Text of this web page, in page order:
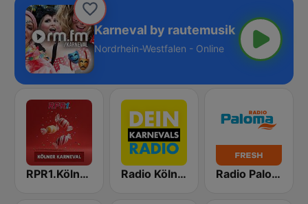
Karneval by rautemusik
Nordrhein-Westfalen - Online
RPR1.Kölner Karneval Radio Köln - Dein Karnevalsradio Radio Paloma Fresh